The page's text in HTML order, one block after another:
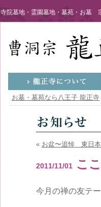
寺院墓地・霊園墓地・墓苑・お墓
お墓・墓苑なら八王子 龍正寺
« お盆〜追悼 東日本
2011/11/01 こ
今月の禅の友テ